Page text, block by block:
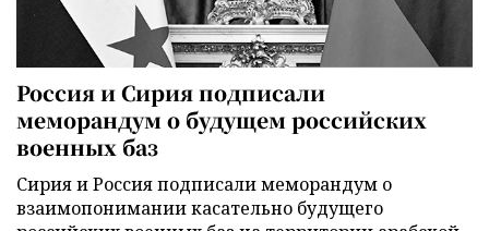
Россия и Сирия подписали
меморандум о будущем российских
военных баз
Сирия и Россия подписали меморандум о
взаимопонимании касательно будущего